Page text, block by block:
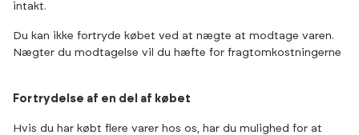
intakt.
Du kan ikke fortryde købet ved at nægte at modtage varen.
Nægter du modtagelse vil du hæfte for fragtomkostningerne
Fortrydelse af en del af købet
Hvis du har købt flere varer hos os, har du mulighed for at